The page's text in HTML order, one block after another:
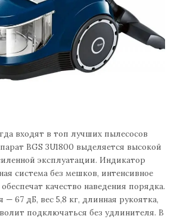
входят в топ лучших пылесосов
BGS 3U1800 выделяется высокой
эксплуатации. Индикатор
система без мешков, интенсивное
качество наведения порядка.
67 дБ, вес 5,8 кг, длинная рукоятка,
подключаться без удлинителя. В